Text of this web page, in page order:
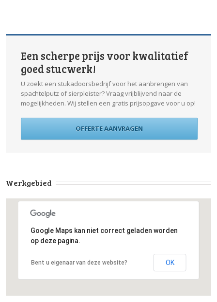
Een scherpe prijs voor kwalitatief
goed stucwerk!
U zoekt een stukadoorsbedrijf voor het aanbrengen van
spachtelputz of sierpleister? Vraag vrijblijvend naar de
mogelijkheden. Wij stellen een gratis prijsopgave voor u op!
OFFERTE AANVRAGEN
Werkgebied
Google Maps kan niet correct geladen worden
op deze pagina.
Bent u eigenaar van deze website? OK